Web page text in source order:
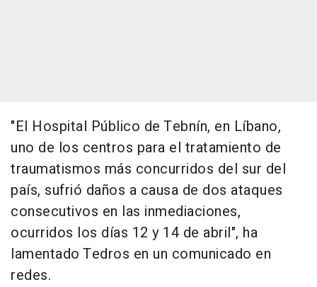
"El Hospital Público de Tebnín, en Líbano,
uno de los centros para el tratamiento de
traumatismos más concurridos del sur del
país, sufrió daños a causa de dos ataques
consecutivos en las inmediaciones,
ocurridos los días 12 y 14 de abril", ha
lamentado Tedros en un comunicado en
redes.